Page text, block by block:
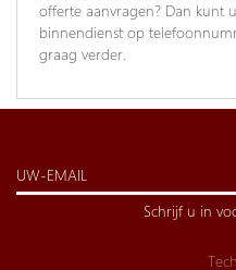
offerte aanvragen? Dan kunt
binnendienst op
graag verder.
Schrijf u in